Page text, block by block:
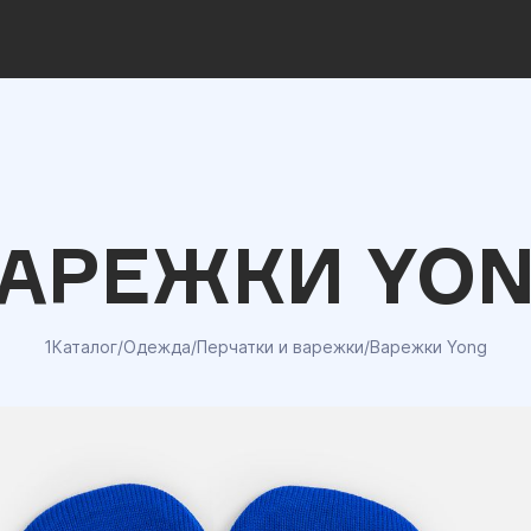
1Каталог/Одежда/Перчатки и варежки/Варежки Yong